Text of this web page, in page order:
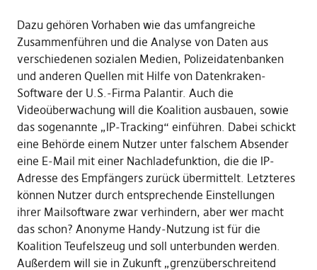
Dazu gehören Vorhaben wie das umfangreiche
Zusammenführen und die Analyse von Daten aus
verschiedenen sozialen Medien, Polizeidatenbanken
und anderen Quellen mit Hilfe von Datenkraken-
Software der U.S.-Firma Palantir. Auch die
Videoüberwachung will die Koalition ausbauen, sowie
das sogenannte „IP-Tracking“ einführen. Dabei schickt
eine Behörde einem Nutzer unter falschem Absender
eine E-Mail mit einer Nachladefunktion, die die IP-
Adresse des Empfängers zurück übermittelt. Letzteres
können Nutzer durch entsprechende Einstellungen
ihrer Mailsoftware zwar verhindern, aber wer macht
das schon? Anonyme Handy-Nutzung ist für die
Koalition Teufelszeug und soll unterbunden werden.
Außerdem will sie in Zukunft „grenzüberschreitend